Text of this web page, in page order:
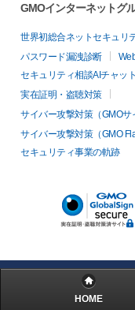
GMOインターネットグ
世界初総合ネットセキュリ
パスワード漏洩診断
セキュリティ相談AIチャッ
実在証明・盗聴対策
サイバー攻撃対策（GMOサ
サイバー攻撃対策（GMO
セキュリティ事業の軌跡
HOME